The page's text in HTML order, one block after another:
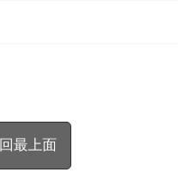
回最上面